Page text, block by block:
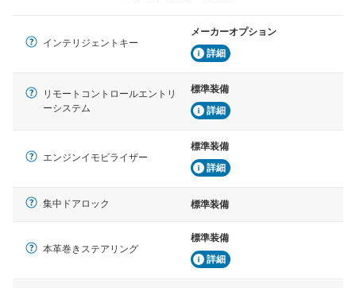
インテリジェントキー
メーカーオプション
詳細
リモートコントロールエントリ
ーシステム
標準装備
詳細
エンジンイモビライザー
標準装備
詳細
集中ドアロック 標準装備
本革巻きステアリング
標準装備
詳細